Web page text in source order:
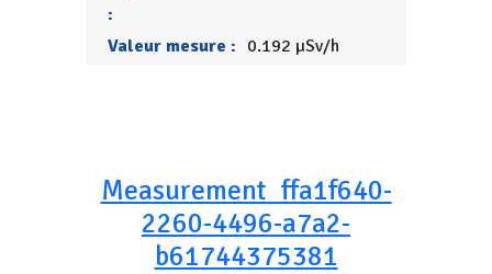
:
Valeur mesure : 0.192 µSv/h
Measurement_ffa1f640-
2260-4496-a7a2-
b61744375381